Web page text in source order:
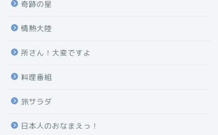
奇跡の星
情熱大陸
所さん！大変ですよ
料理番組
旅サラダ
日本人のおなまえっ！